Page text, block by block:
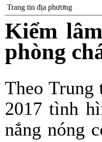
Trang tin địa phương
Kiểm
phòng
Theo Trung
2017 tình
nắng nóng